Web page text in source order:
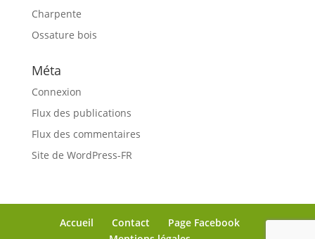
Charpente
Ossature bois
Méta
Connexion
Flux des publications
Flux des commentaires
Site de WordPress-FR
Accueil Contact
Page Facebook